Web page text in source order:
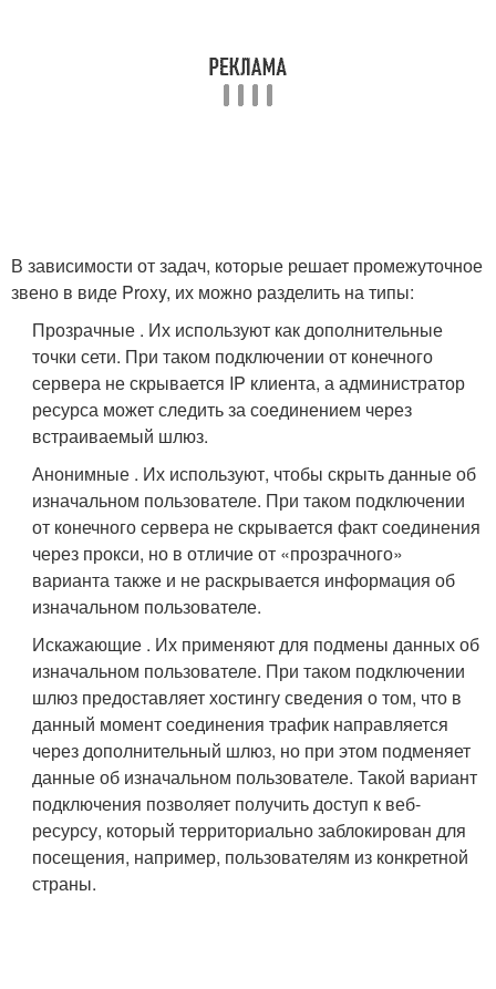
В зависимости от задач, которые решает промежуточное
звено в виде Proxy, их можно разделить на типы:
Прозрачные . Их используют как дополнительные
точки сети. При таком подключении от конечного
сервера не скрывается IP клиента, а администратор
ресурса может следить за соединением через
встраиваемый шлюз.
Анонимные . Их используют, чтобы скрыть данные об
изначальном пользователе. При таком подключении
от конечного сервера не скрывается факт соединения
через прокси, но в отличие от «прозрачного»
варианта также и не раскрывается информация об
изначальном пользователе.
Искажающие . Их применяют для подмены данных об
изначальном пользователе. При таком подключении
шлюз предоставляет хостингу сведения о том, что в
данный момент соединения трафик направляется
через дополнительный шлюз, но при этом подменяет
данные об изначальном пользователе. Такой вариант
подключения позволяет получить доступ к веб-
ресурсу, который территориально заблокирован для
посещения, например, пользователям из конкретной
страны.